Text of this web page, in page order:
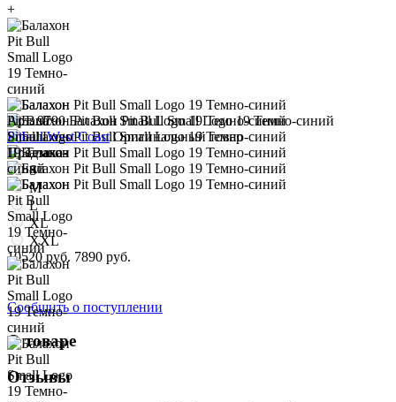
+
Арт. 9790 Балахон Pit Bull Small Logo 19 Темно-синий
Pitbull West Coast Оригинальный товар
Предзаказ
S
M
L
XL
XXL
10520 руб. 7890 руб.
Сообщить о поступлении
О товаре
Отзывы